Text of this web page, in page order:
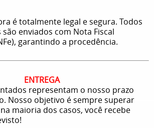
é totalmente legal e segura. Todos
enviados com Nota Fiscal
garantindo a procedência.
ENTREGA
representam o nosso prazo
Nosso objetivo é sempre superar
maioria dos casos, você recebe